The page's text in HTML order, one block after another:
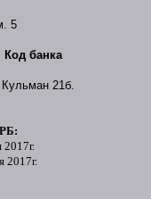
5
Код банка
21б
2017г.